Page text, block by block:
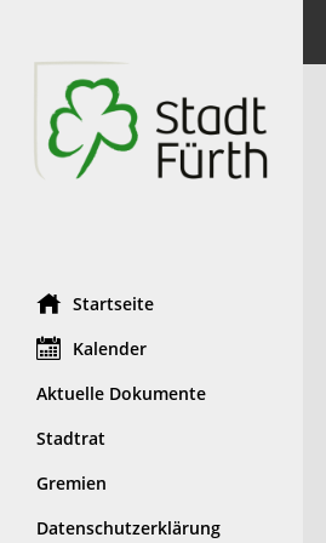
Startseite
Kalender
Aktuelle Dokumente
Stadtrat
Gremien
Datenschutzerklärung